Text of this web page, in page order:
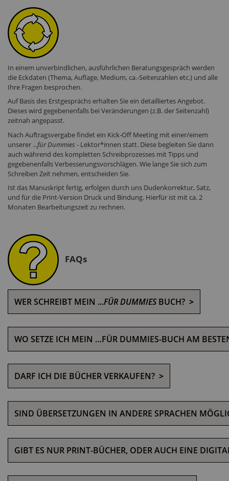
In einem unverbindlichen, ausführlichen Beratungsgespräch werden
die Eckdaten (Thema, Auflage, Medium, ca.-Seitenzahlen etc.) und alle
Ihre Fragen besprochen.
Auf Basis des Erstgesprächs erhalten Sie ein detailliertes Angebot.
Dieses wird gegebenenfalls bei Veränderungen (z.B. der Seitenzahl)
zeitnah angepasst.
Nach Auftragsvergabe findet ein Kick-Off Meeting mit einer/einem
unserer ...für Dummies - Lektor*innen statt. Diese begleiten Sie dann
auch während des kompletten Schreibprozesses mit Tipps und
gegebenenfalls Verbesserungsvorschlägen. Wie lange Sie sich zum
Schreiben Zeit nehmen, entscheiden Sie.
Ist das Manuskript fertig, erfolgen durch uns Dudenkorrektur, Satz,
und für die Print-Version Druck und Bindung. Hierfür ist mit ca. 2
Monaten Bearbeitungszeit zu rechnen.
FAQs
WER SCHREIBT MEIN ...FÜR DUMMIES BUCH? >
WO SETZE ICH MEIN …FÜR DUMMIES-BUCH AM
DARF ICH DIE BÜCHER VERKAUFEN? >
SIND ÜBERSETZUNGEN IN ANDERE SPRACHEN
GIBT ES NUR PRINT-BÜCHER, ODER AUCH EINE